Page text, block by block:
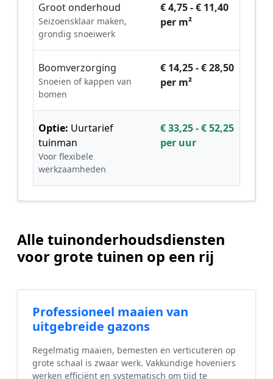
Groot onderhoud
Seizoensklaar maken,
grondig snoeiwerk
€ 4,75 - € 11,40
per m²
Boomverzorging
Snoeien of kappen van
bomen
€ 14,25 - € 28,50
per m²
Optie: Uurtarief
tuinman
Voor flexibele
werkzaamheden
€ 33,25 - € 52,25
per uur
Alle tuinonderhoudsdiensten
voor grote tuinen op een rij
Professioneel maaien van
uitgebreide gazons
Regelmatig maaien, bemesten en verticuteren op
grote schaal is zwaar werk. Vakkundige hoveniers
werken efficiënt en systematisch om tijd te